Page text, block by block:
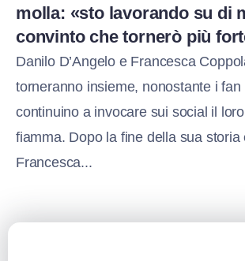
molla: «sto lavorando su di
convinto che tornerò più
Danilo D’Angelo e Francesca
torneranno insieme, nonostante i
continuino a invocare sui social il
fiamma. Dopo la fine della sua storia
Francesca...